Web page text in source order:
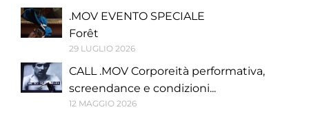
.MOV EVENTO SPECIALE
Forêt
29 LUGLIO 2026
CALL .MOV Corporeità performativa,
screendance e condizioni...
12 MAGGIO 2026